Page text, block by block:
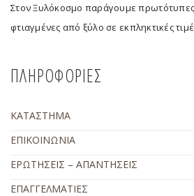
Στον Ξυλόκοσμο παράγουμε πρωτότυπες
φτιαγμένες από ξύλο σε εκπληκτικές
ΠΛΗΡΟΦΟΡΙΕΣ
ΚΑΤΑΣΤΗΜΑ
ΕΠΙΚΟΙΝΩΝΙΑ
ΕΡΩΤΗΣΕΙΣ – ΑΠΑΝΤΗΣΕΙΣ
ΕΠΑΓΓΕΛΜΑΤΙΕΣ